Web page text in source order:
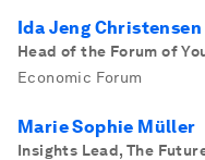
Ida Jeng Christensen
Head of the Forum of
Economic Forum
Marie Sophie Müller
Insights Lead, The